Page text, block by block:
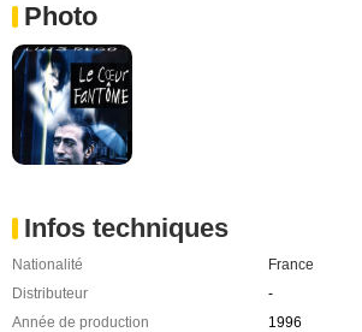
Photo
Infos techniques
Nationalité
France
Distributeur
-
Année de production
1996